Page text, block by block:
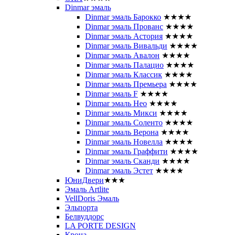
Dinmar эмаль
Dinmar эмаль Барокко ★★★★
Dinmar эмаль Прованс ★★★★
Dinmar эмаль Астория ★★★★
Dinmar эмаль Вивальди ★★★★
Dinmar эмаль Авалон ★★★★
Dinmar эмаль Палацио ★★★★
Dinmar эмаль Классик ★★★★
Dinmar эмаль Премьера ★★★★
Dinmar эмаль F ★★★★
Dinmar эмаль Нео ★★★★
Dinmar эмаль Микси ★★★★
Dinmar эмаль Соленто ★★★★
Dinmar эмаль Верона ★★★★
Dinmar эмаль Новелла ★★★★
Dinmar эмаль Граффити ★★★★
Dinmar эмаль Сканди ★★★★
Dinmar эмаль Эстет ★★★★
ЮниДвери★★★
Эмаль Artlite
VellDoris Эмаль
Эльпорта
Белвуддорс
LA PORTE DESIGN